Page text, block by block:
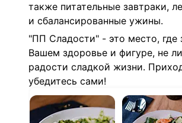
также питательные завтраки,
и сбалансированные ужины.
"ПП Сладости" - это место, где
Вашем здоровье и фигуре, не
радости сладкой жизни.
убедитесь сами!